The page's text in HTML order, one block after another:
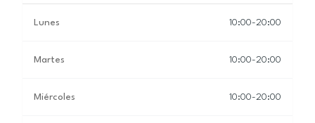
Lunes 10:00-20:00
Martes 10:00-20:00
Miércoles 10:00-20:00